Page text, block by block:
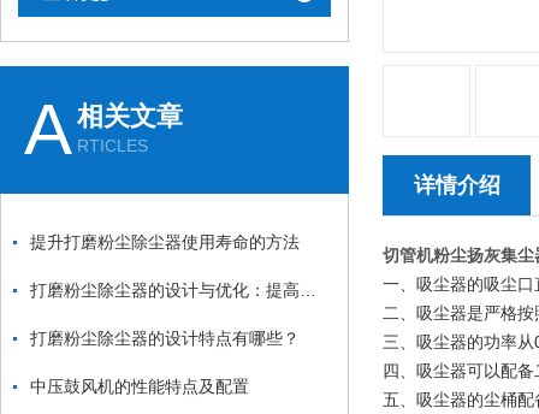
A相关文章
RTICLES
提升打磨粉尘除尘器使用寿命的方法
打磨粉尘除尘器的设计特点有哪些？
中压鼓风机的性能特点及配置
详情介绍
切管机粉尘扬灰集尘
一、吸尘器的吸尘
二、吸尘器是严格
三、吸尘器的功率
四、吸尘器可以配
五、吸尘器的尘桶